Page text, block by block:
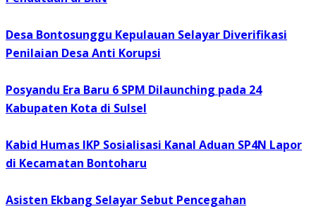
Desa Bontosunggu Kepulauan Selayar Diverifikasi
Penilaian Desa Anti Korupsi
Posyandu Era Baru 6 SPM Dilaunching pada 24
Kabupaten Kota di Sulsel
Kabid Humas IKP Sosialisasi Kanal Aduan SP4N Lapor
di Kecamatan Bontoharu
Asisten Ekbang Selayar Sebut Pencegahan